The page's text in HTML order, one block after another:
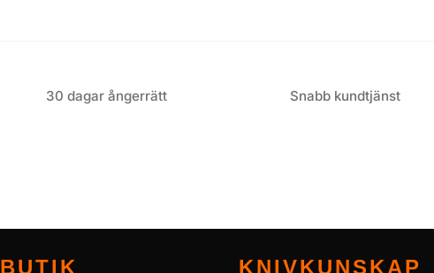
30 dagar ångerrätt Snabb kundtjänst
BUTIK KNIVKUNSKAP